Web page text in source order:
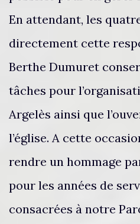
En attendant, les
directement cette
Berthe Dumuret
tâches pour
Argelès ainsi que
l’église. A cette
rendre un hommage
pour les années de
consacrées à notre